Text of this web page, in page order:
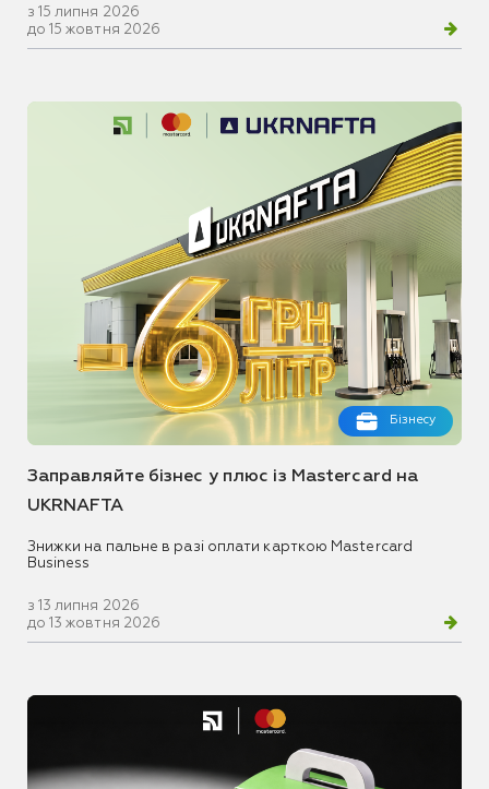
з 15 липня 2026
до 15 жовтня 2026
Бізнесу
Заправляйте бізнес у плюс із Mastercard на
UKRNAFTA
Знижки на пальне в разі оплати карткою Mastercard
Business
з 13 липня 2026
до 13 жовтня 2026